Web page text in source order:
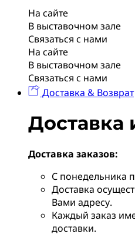
На сайте
В выставочном зале
Связаться с нами
На сайте
В выставочном зале
Связаться с нами
Доставка & Возврат
Доставка
Доставка заказов:
С понедельника
Доставка
Вами адресу.
Каждый заказ
доставки.